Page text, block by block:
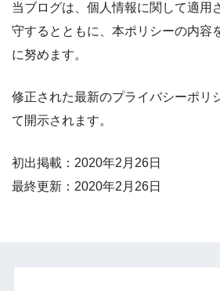
当ブログは、個人情報に関して適用
守するとともに、本ポリシーの内容
に努めます。
修正された最新のプライバシーポリ
て開示されます。
初出掲載：2020年2月26日
最終更新：2020年2月26日